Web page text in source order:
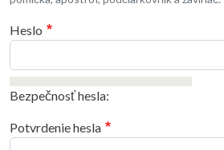
Heslo
Bezpečnosť hesla:
Potvrdenie hesla